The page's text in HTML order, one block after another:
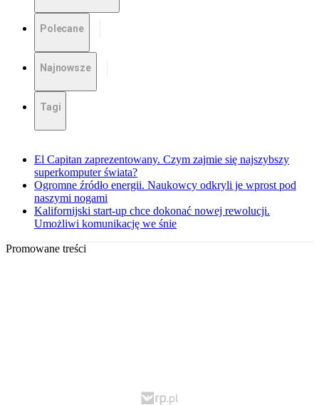
Polecane
Najnowsze
Tagi
El Capitan zaprezentowany. Czym zajmie się najszybszy
superkomputer świata?
Ogromne źródło energii. Naukowcy odkryli je wprost pod
naszymi nogami
Kalifornijski start-up chce dokonać nowej rewolucji.
Umożliwi komunikację we śnie
Promowane treści